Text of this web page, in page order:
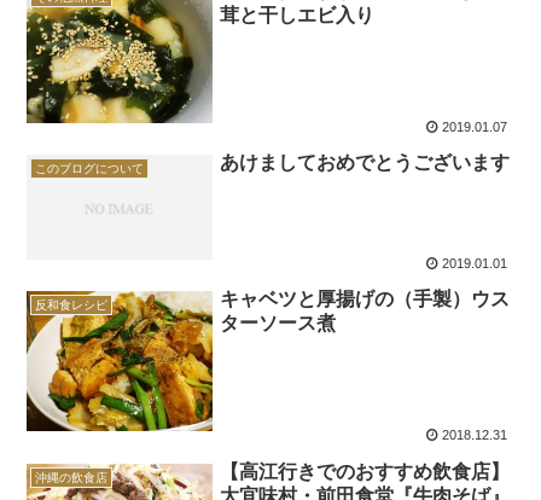
茸と干しエビ入り
2019.01.07
このブログについて あけましておめでとうございます
2019.01.01
反和食レシピ
キャベツと厚揚げの（手製）ウス
ターソース煮
2018.12.31
沖縄の飲食店
【高江行きでのおすすめ飲食店】
大宜味村・前田食堂『牛肉そば』